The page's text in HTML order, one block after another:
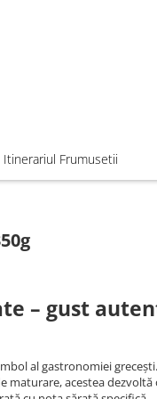
Itinerariul Frumusetii
– gust
al gastronomiei
acestea